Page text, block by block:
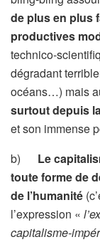
de plus en plus
productives
technico-
dégradant
océans…) mais
surtout depuis
et son immense
b) Le
toute forme de
de l’humanité
l’expression «
capitalisme-